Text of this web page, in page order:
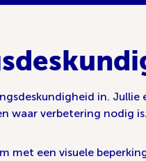
in.
waar verbetering nodig is.
met een visuele